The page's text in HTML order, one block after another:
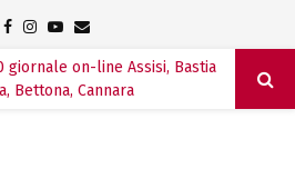
Facebook
Instagram
Youtube
Email